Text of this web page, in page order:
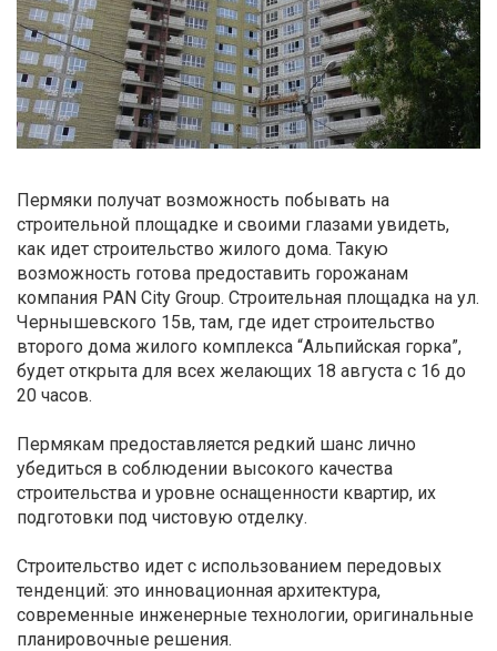
Пермяки получат возможность побывать на
строительной площадке и своими глазами увидеть,
как идет строительство жилого дома. Такую
возможность готова предоставить горожанам
компания PAN City Group. Строительная площадка на ул.
Чернышевского 15в, там, где идет строительство
второго дома жилого комплекса “Альпийская горка”,
будет открыта для всех желающих 18 августа с 16 до
20 часов.
Пермякам предоставляется редкий шанс лично
убедиться в соблюдении высокого качества
строительства и уровне оснащенности квартир, их
подготовки под чистовую отделку.
Строительство идет с использованием передовых
тенденций: это инновационная архитектура,
современные инженерные технологии, оригинальные
планировочные решения.